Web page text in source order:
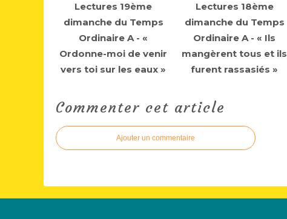
Lectures 19ème
dimanche du Temps
Ordinaire A - «
Ordonne-moi de venir
vers toi sur les eaux »
Lectures 18ème
dimanche du Temps
Ordinaire A - « Ils
mangèrent tous et ils
furent rassasiés »
Commenter cet article
Ajouter un commentaire